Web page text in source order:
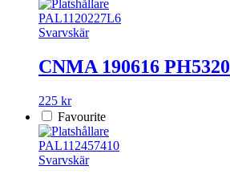
PAL1120227L6
Svarvskär
CNMA 190616 PH5320
225 kr
Favourite
PAL112457410
Svarvskär